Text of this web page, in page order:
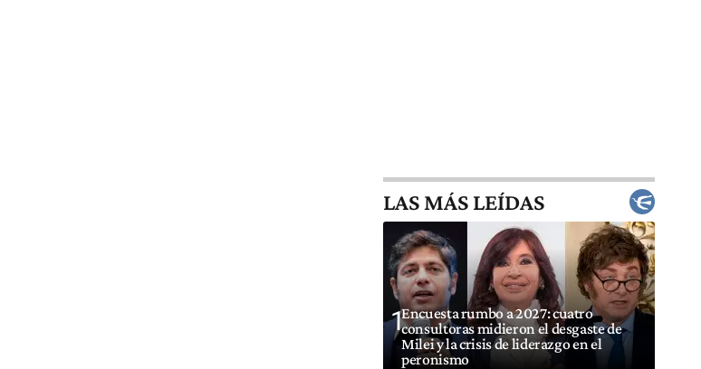
LAS MÁS LEÍDAS
1Encuesta rumbo a 2027: cuatro
consultoras midieron el desgaste de
Milei y la crisis de liderazgo en el
peronismo